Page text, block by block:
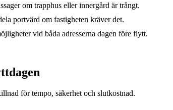
om trapphus eller innergård är trångt.
portvärd om fastigheten kräver det.
vid båda adresserna dagen före flytt.
för tempo, säkerhet och slutkostnad.